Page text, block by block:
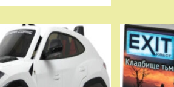
Радиоуправляемая
модель
Double
Eagle
пожарная
машина